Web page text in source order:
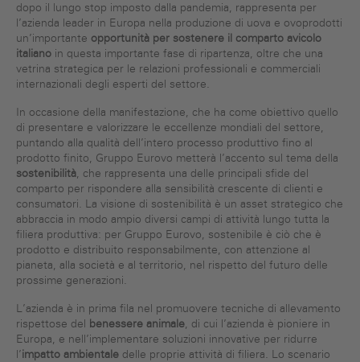
dopo il lungo stop imposto dalla pandemia, rappresenta per
l’azienda leader in Europa nella produzione di uova e ovoprodotti
un’importante opportunità per sostenere il comparto avicolo
italiano in questa importante fase di ripartenza, oltre che una
vetrina strategica per le relazioni professionali e commerciali
internazionali degli esperti del settore.
In occasione della manifestazione, che ha come obiettivo quello
di presentare e valorizzare le eccellenze mondiali del settore,
puntando alla qualità dell’intero processo produttivo fino al
prodotto finito, Gruppo Eurovo metterà l’accento sul tema della
sostenibilità, che rappresenta una delle principali sfide del
comparto per rispondere alla sensibilità crescente di clienti e
consumatori. La visione di sostenibilità è un asset strategico che
abbraccia in modo ampio diversi campi di attività lungo tutta la
filiera produttiva: per Gruppo Eurovo, sostenibile è ciò che è
prodotto e distribuito responsabilmente, con attenzione al
pianeta, alla società e al territorio, nel rispetto del futuro delle
prossime generazioni.
L’azienda è in prima fila nel promuovere tecniche di allevamento
rispettose del benessere animale, di cui l’azienda è pioniere in
Europa, e nell’implementare soluzioni innovative per ridurre
l’impatto ambientale delle proprie attività di filiera. Lo scenario